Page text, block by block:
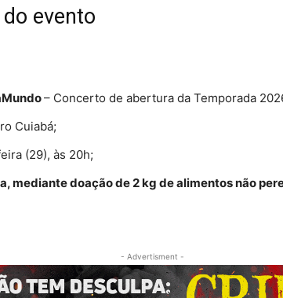
evento
– Concerto de abertura da Temporada
Cuiabá;
(29), às 20h;
mediantedoação de 2 kg de alimentos não
- Advertisment -